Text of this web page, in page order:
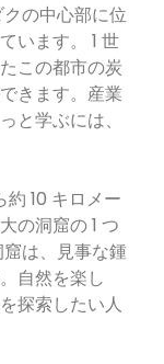
の中心部に位
います。 1 世
この都市の炭
きます。産業
と学ぶには、
10 キロメー
の洞窟の 1 つ
は、見事な鍾
自然を楽し
探索したい人